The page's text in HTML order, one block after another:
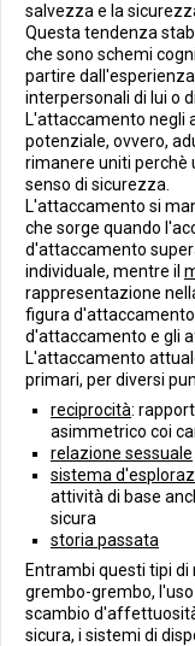
salvezza e la
Questa tendenza
che sono schemi
partire
interpersonali di lui o di
L'attaccamento negli
potenziale, ovvero,
rimanere uniti perchè
senso di sicurezza.
L'attaccamento si
che sorge quando
d'attaccamento
individuale, mentre il
rappresentazione
figura
d'attaccamento e gli
L'attaccamento
primari, per diversi
reciprocità:
asimmetrico coi
relazione sessuale
sistema
attività di base
sicura
storia passata
Entrambi questi tipi
grembo-grembo,
scambio
sicura, i sistemi di